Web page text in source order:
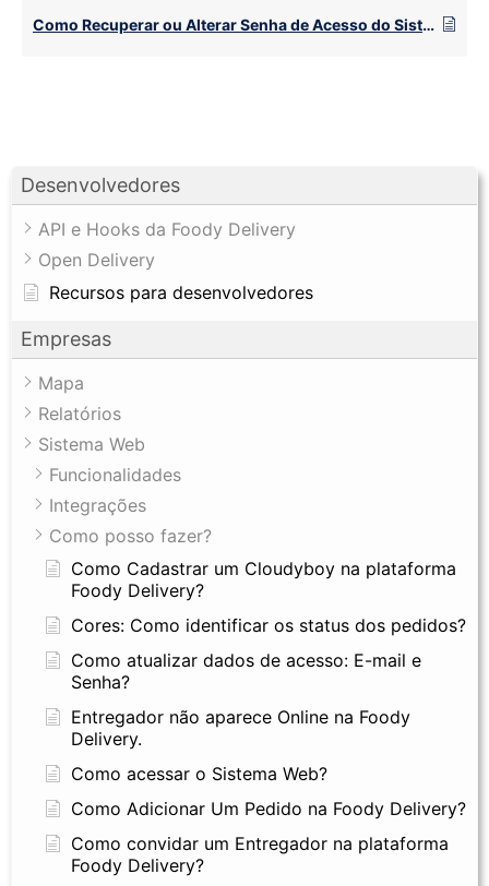
Desenvolvedores
API e Hooks da Foody Delivery
Open Delivery
Recursos para desenvolvedores
Empresas
Mapa
Relatórios
Sistema Web
Funcionalidades
Integrações
Como posso fazer?
Como Cadastrar um Cloudyboy na plataforma
Foody Delivery?
Cores: Como identificar os status dos pedidos?
Como atualizar dados de acesso: E-mail e
Senha?
Entregador não aparece Online na Foody
Delivery.
Como acessar o Sistema Web?
Como Adicionar Um Pedido na Foody Delivery?
Como convidar um Entregador na plataforma
Foody Delivery?
Como Recuperar ou Alterar Senha de Acesso do Sistema Foody Delivery